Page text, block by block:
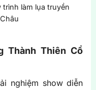
làm lụa truyền
Thành Thiên Cổ
nghiệm show diễn